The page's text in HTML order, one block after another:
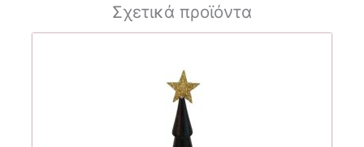
Σχετικά προϊόντα